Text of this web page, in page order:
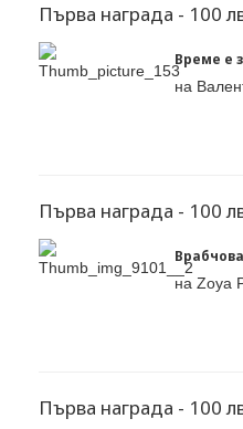
Първа награда - 100
Време е
на
Първа награда - 100
на Zoya
Първа награда - 100